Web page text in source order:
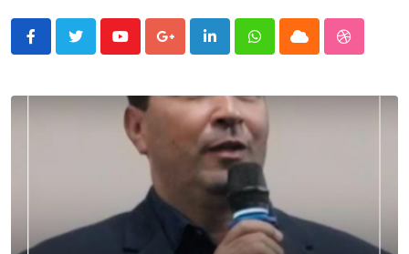
YoutubeGoogle+LinkedInWhatsappCloud